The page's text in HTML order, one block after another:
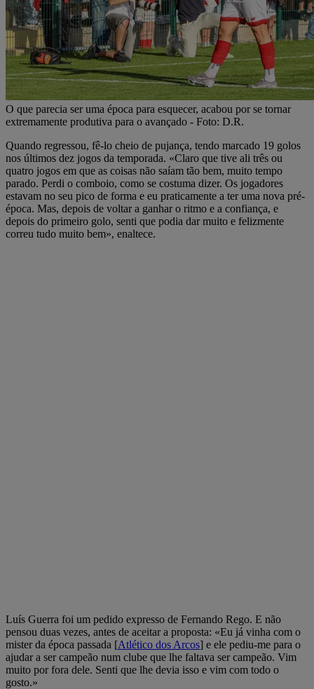
O que parecia ser uma época para esquecer, acabou por se tornar
extremamente produtiva para o avançado - Foto: D.R.
Quando regressou, fê-lo cheio de pujança, tendo marcado 19 golos
nos últimos dez jogos da temporada. «Claro que tive ali três ou
quatro jogos em que as coisas não saíam tão bem, muito tempo
parado. Perdi o comboio, como se costuma dizer. Os jogadores
estavam no seu pico de forma e eu praticamente a ter uma nova pré-
época. Mas, depois de voltar a ganhar o ritmo e a confiança, e
depois do primeiro golo, senti que podia dar muito e felizmente
correu tudo muito bem», enaltece.
Luís Guerra foi um pedido expresso de Fernando Rego. E não
pensou duas vezes, antes de aceitar a proposta: «Eu já vinha com o
mister da época passada [Atlético dos Arcos] e ele pediu-me para o
ajudar a ser campeão num clube que lhe faltava ser campeão. Vim
muito por fora dele. Senti que lhe devia isso e vim com todo o
gosto.»